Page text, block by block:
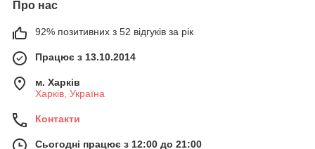
Про нас
92% позитивних з 52 відгуків за рік
Працює з 13.10.2014
м. Харків
Харків, Україна
Контакти
Сьогодні працює з 12:00 до 21:00